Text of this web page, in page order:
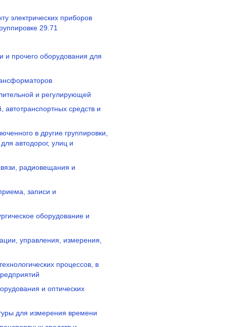
электрических приборов
29.71
и прочего оборудования для
и регулирующей
автотранспортных средств и
в другие группировки,
автодорог, улиц и
радиовещания и
записи и
оборудование и
управления, измерения,
процессов, в
и оптических
для измерения времени